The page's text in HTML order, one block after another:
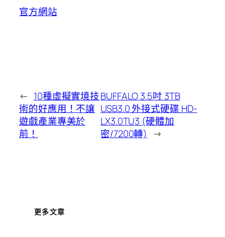
官方網站
← 10種虛擬實境技
術的好應用！不讓
遊戲產業專美於
前！
BUFFALO 3.5吋 3TB
USB3.0 外接式硬碟 HD-
LX3.0TU3 (硬體加
密/7200轉) →
更多文章